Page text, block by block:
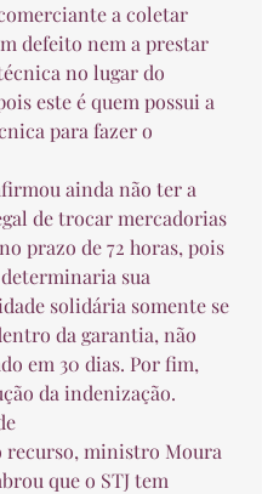
a coletar
defeito nem a prestar
no lugar do
este é quem possui a
para fazer o
ainda não ter a
de trocar mercadorias
prazo de 72 horas, pois
sua
solidária somente se
da garantia, não
em 30 dias. Por fim,
da indenização.
recurso, ministro Moura
que o STJ tem